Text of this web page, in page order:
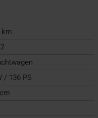
km
/ 136 PS